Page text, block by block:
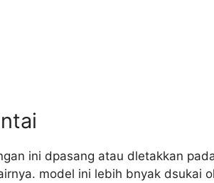
ini dpasang atau dletakkan
model ini lebih bnyak dsukai